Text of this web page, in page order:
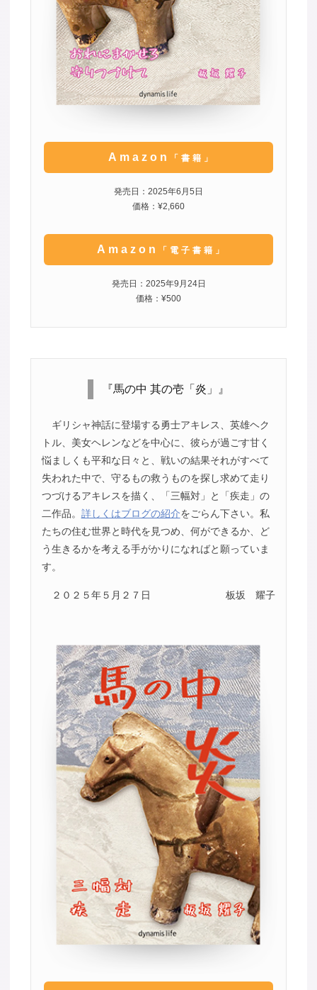
Amazon 「書籍」
発売日：2025年6月5日
価格：¥2,660
Amazon 「電子書籍」
発売日：2025年9月24日
価格：¥500
『馬の中 其の壱「炎」』
ギリシャ神話に登場する勇士アキレス、英雄ヘク
トル、美女ヘレンなどを中心に、彼らが過ごす甘く
悩ましくも平和な日々と、戦いの結果それがすべて
失われた中で、守るもの救うものを探し求めて走り
つづけるアキレスを描く、「三幅対」と「疾走」の
二作品。 詳しくはブログの紹介をごらん下さい。私
たちの住む世界と時代を見つめ、何ができるか、ど
う生きるかを考える手がかりになればと願っていま
す。
２０２５年５月２７日 板坂 耀子